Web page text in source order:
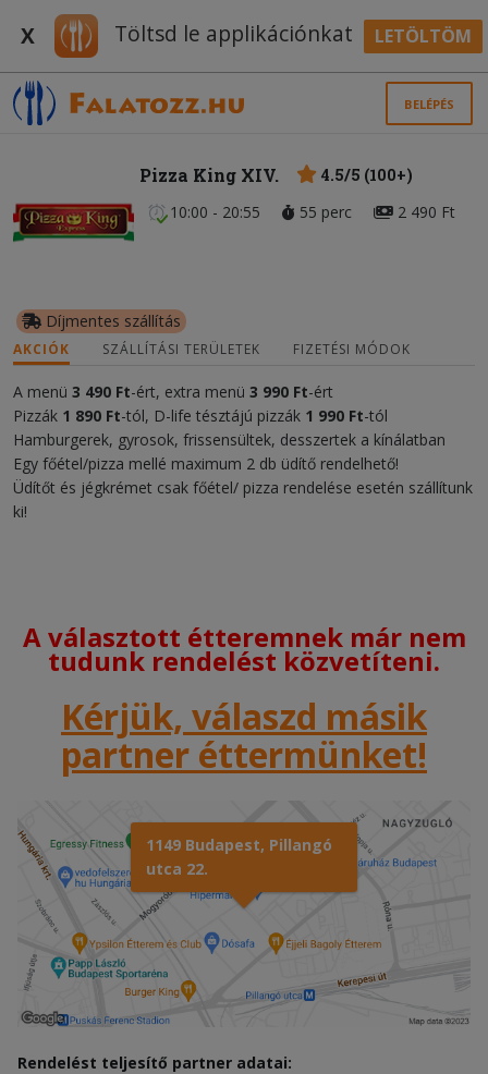
X Töltsd le applikációnkat LETÖLTÖM
BELÉPÉS
Pizza King XIV.
4.5/5 (100+)
10:00 - 20:55
55 perc 2 490 Ft
Díjmentes szállítás
AKCIÓK SZÁLLÍTÁSI TERÜLETEK FIZETÉSI MÓDOK
A menü 3 490 Ft-ért, extra menü 3 990 Ft-ért
Pizzák 1 890 Ft-tól, D-life tésztájú pizzák 1 990 Ft-tól
Hamburgerek, gyrosok, frissensültek, desszertek a kínálatban
Egy főétel/pizza mellé maximum 2 db üdítő rendelhető!
Üdítőt és jégkrémet csak főétel/ pizza rendelése esetén szállítunk
ki!
A választott étteremnek már nem
tudunk rendelést közvetíteni.
Kérjük, válaszd másik
partner éttermünket!
1149 Budapest, Pillangó
utca 22.
Rendelést teljesítő partner adatai: